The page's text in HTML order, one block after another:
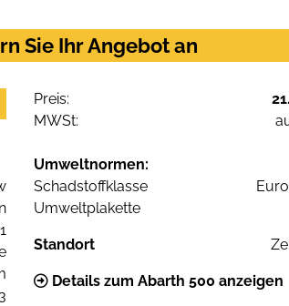
Sie Ihr Angebot an
Preis:
MWSt:
3
Umweltnormen:
Schadstoffklasse
Umweltplakette
Standort
Details zum Abarth 500 anzeigen